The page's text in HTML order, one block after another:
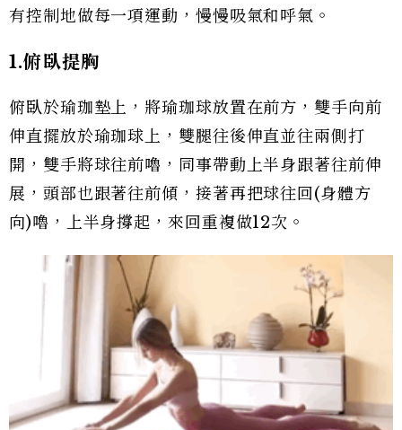
有控制地做每一項運動，慢慢吸氣和呼氣。
1.俯臥提胸
俯臥於瑜珈墊上，將瑜珈球放置在前方，雙手向前
伸直擺放於瑜珈球上，雙腿往後伸直並往兩側打
開，雙手將球往前嚕，同事帶動上半身跟著往前伸
展，頭部也跟著往前傾，接著再把球往回(身體方
向)嚕，上半身撐起，來回重複做12次。